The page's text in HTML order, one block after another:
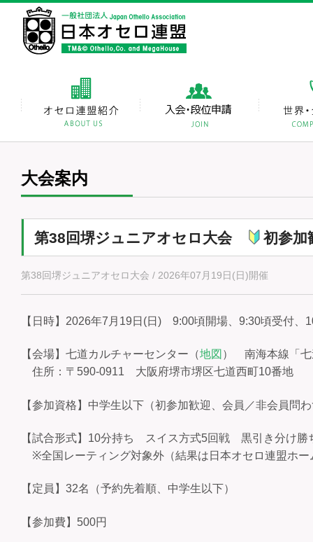
大会案内
第38回堺ジュニアオセロ大会 初参加
第38回堺ジュニアオセロ大会 / 2026年07月19日(日)開催
【日時】2026年7月19日(日) 9:00頃開場、9:30頃受付、
【会場】七道カルチャーセンター（地図 ） 南海本線「七
住所：〒590-0911 大阪府堺市堺区七道西町10番地
【参加資格】中学生以下（初参加歓迎、会員／非会員問
【試合形式】10分持ち スイス方式5回戦 黒引き分け勝
※全国レーティング対象外（結果は日本オセロ連盟ホー
【定員】32名（予約先着順、中学生以下）
【参加費】500円